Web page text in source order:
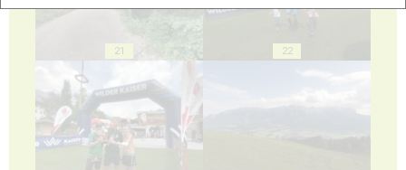
21 22